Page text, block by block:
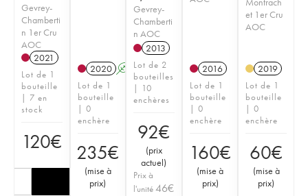
Gevrey-
Chamberti
n 1er Cru
AOC
2021
Lot de 1
bouteille
| 7 en
stock
120€
2020 A K
Lot de 1
bouteille
| 0
enchère
235€
(mise à
prix)
Gevrey-
Chamberti
n AOC
2013
Lot de 2
bouteilles
| 10
enchères
92€
(prix
actuel)
Prix à
l'unité46€
2016
Lot de 1
bouteille
| 0
enchère
160€
(mise à
prix)
et 1er Cru
AOC
2019
Lot de 1
bouteille
| 0
enchère
60€
(mise à
prix)